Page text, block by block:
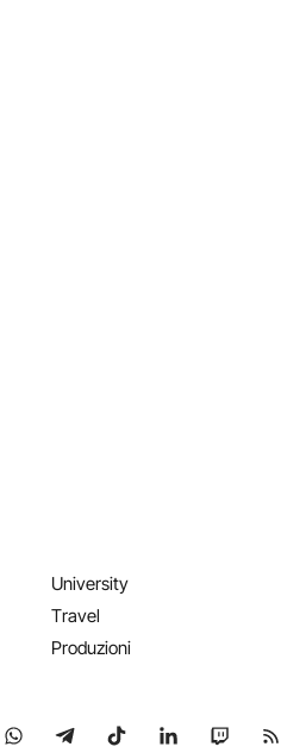
University
Travel
Produzioni
su YouTube
Seguici su WhatsApp
Seguici su Telegram
Seguici su TikTok
Seguici su
Seguici